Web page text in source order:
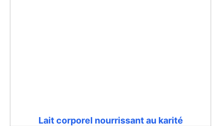
Lait corporel nourrissant au karité